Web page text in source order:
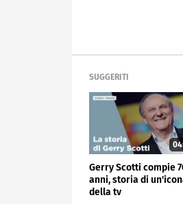
SUGGERITI
Gerry Scotti compie
anni, storia di
della tv